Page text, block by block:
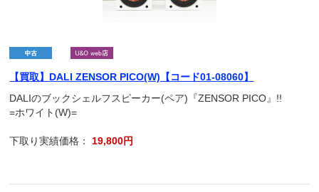
【買取】DALI ZENSOR PICO(W)【コード01-08060】
DALIのブックシェルフスピーカー(ペア)『ZENSOR PICO』!!
=ホワイト(W)=
下取り実績価格： 19,800円